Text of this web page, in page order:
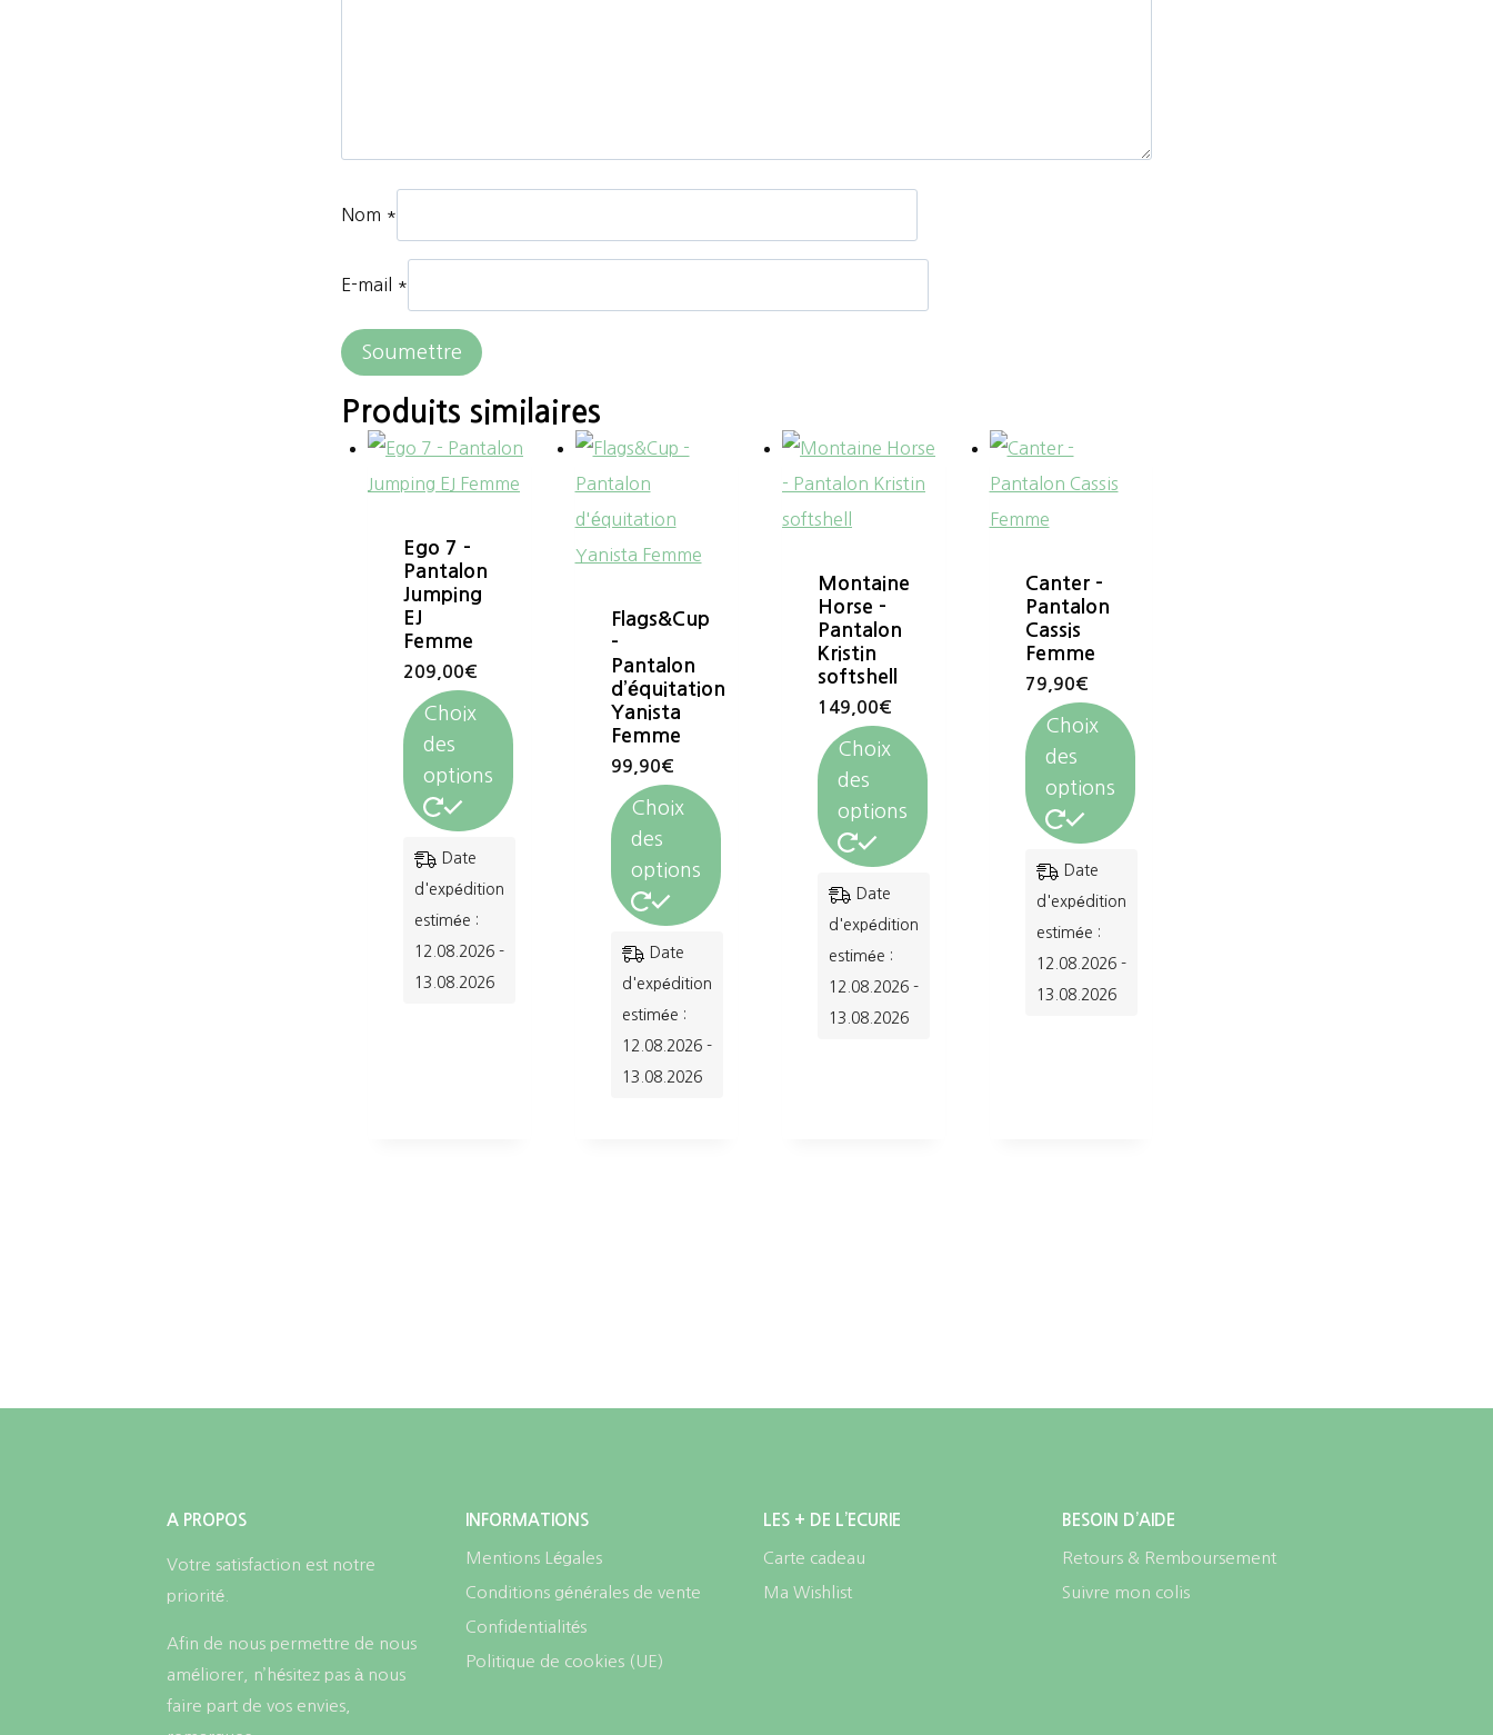
Nom *
E-mail *
Produits similaires
Ego 7 –
Pantalon
Jumping
EJ
Femme
209,00€
Choix
des
options
Ce
produit
plusieurs
variations.
Date
d'expédition
estimée :
12.08.2026 -
13.08.2026
Flags&Cup
–
Pantalon
d’équitation
Yanista
Femme
99,90€
Choix
des
options
Ce
produit
plusieurs
variations.
du
Date
d'expédition
estimée :
12.08.2026 -
13.08.2026
Montaine
Horse –
Pantalon
Kristin
softshell
149,00€
Choix
des
options
Ce
produit
plusieurs
variations.
Date
d'expédition
estimée :
12.08.2026 -
13.08.2026
Canter –
Pantalon
Cassis
Femme
79,90€
Choix
des
options
Ce
produit
plusieurs
variations.
Date
d'expédition
estimée :
12.08.2026 -
13.08.2026
A PROPOS
Votre satisfaction est notre
priorité.
Afin de nous permettre de nous
améliorer, n’hésitez pas à nous
faire part de vos envies,
INFORMATIONS
Mentions Légales
Conditions générales de vente
Confidentialités
Politique de cookies (UE)
LES + DE L’ECURIE
Carte cadeau
Ma Wishlist
BESOIN D’AIDE
Retours & Remboursement
Suivre mon colis